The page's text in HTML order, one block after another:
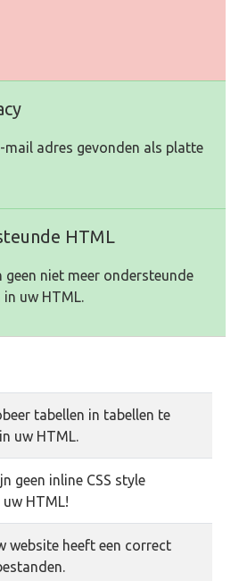
mail adres gevonden als platte
HTML
geen niet meer ondersteunde
uw HTML.
tabellen in tabellen te
uw HTML.
geen inline CSS style
HTML!
website heeft een correct